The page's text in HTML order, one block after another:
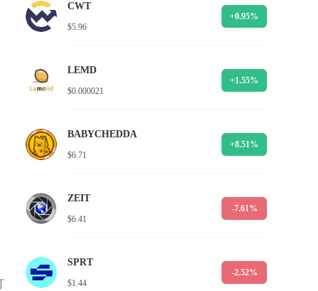
CWT
$5.96
+0.95%
LEMD
$0.000021
+1.55%
BABYCHEDDA
$6.71
+8.51%
ZEIT
$6.41
-7.61%
SPRT
$1.44
-2.52%